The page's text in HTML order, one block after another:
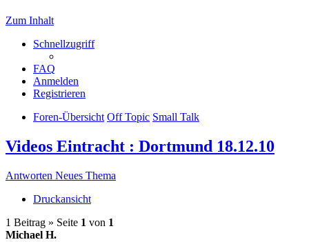
Zum Inhalt
Schnellzugriff
FAQ
Anmelden
Registrieren
Foren-Übersicht Off Topic Small Talk
Videos Eintracht : Dortmund 18.12.10
Antworten Neues Thema
Druckansicht
1 Beitrag » Seite 1 von 1
Michael H.